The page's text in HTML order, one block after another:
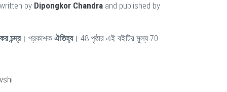
by Dipongkor Chandra and published by
চন্দ্র। প্রকাশক ঐতিহ্য। 48 পৃষ্ঠার এই বইটির মূল্য 70